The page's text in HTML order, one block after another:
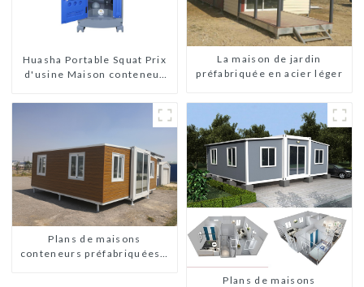
Huasha Portable Squat Prix
d'usine Maison conteneur
Toilettes préfabriquées
Personnalisée
La maison de jardin
préfabriquée en acier léger
Plans de maisons
conteneurs préfabriquées à
Plans de maisons